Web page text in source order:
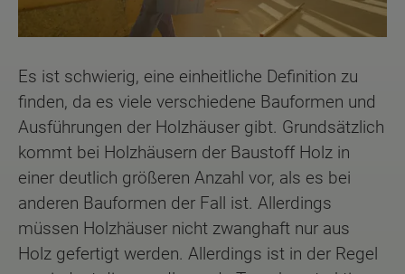
Es ist schwierig, eine einheitliche Definition zu
finden, da es viele verschiedene Bauformen und
Ausführungen der Holzhäuser gibt. Grundsätzlich
kommt bei Holzhäusern der Baustoff Holz in
einer deutlich größeren Anzahl vor, als es bei
anderen Bauformen der Fall ist. Allerdings
müssen Holzhäuser nicht zwanghaft nur aus
Holz gefertigt werden. Allerdings ist in der Regel